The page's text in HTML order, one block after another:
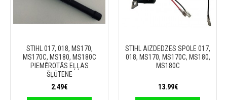
STIHL 017, 018, MS170,
MS170C, MS180, MS180C
PIEMĒROTĀS EĻĻAS
ŠĻŪTENE
2.49€
STIHL AIZDEDZES SPOLE 017,
018, MS170, MS170C, MS180,
MS180C
13.99€